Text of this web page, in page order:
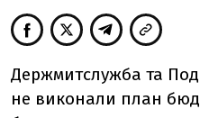
Держмитслужба та
не виконали план